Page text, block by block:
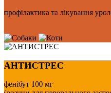
профілактика та лікування
АНТИСТРЕС
фенібут 100 мг